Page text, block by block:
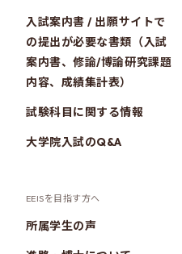
入試案内書 / 出願サイトで
の提出が必要な書類（入試
案内書、修論/博論研究課題
内容、成績集計表）
試験科目に関する情報
大学院入試のQ&A
EEISを目指す方へ
所属学生の声